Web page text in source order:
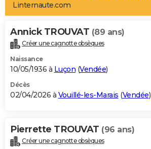
Art de vivre
Bien-être
Loisirs
Mode
Modes de vie
Alimentation
Guide de la santé
Maladies
Médicaments
Sommeil
VOYAGE
Destinations
City break
Voyage nature
Voyage de noces
Forum
Climat
+PHOTO
GUIDES D'ACHAT
BONS PLANS
Carte de Noël
Carte Bonne année
Carte Saint-Valentin
Carte Pâques
Carte d'anniversaire
DICTIONNAIRE
Linternaute.com
Annick TROUVAT (89 ans)
Créer une cagnotte obsèques
Naissance
10/05/1936 à Luçon (Vendée)
Décès
02/04/2026 à Vouillé-les-Marais (Vendée)
Pierrette TROUVAT (96 ans)
Créer une cagnotte obsèques